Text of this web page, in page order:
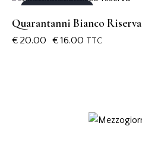
OUT OF STOCK
Quarantanni Bianco Riserva
€ 20.00 € 16.00 TTC